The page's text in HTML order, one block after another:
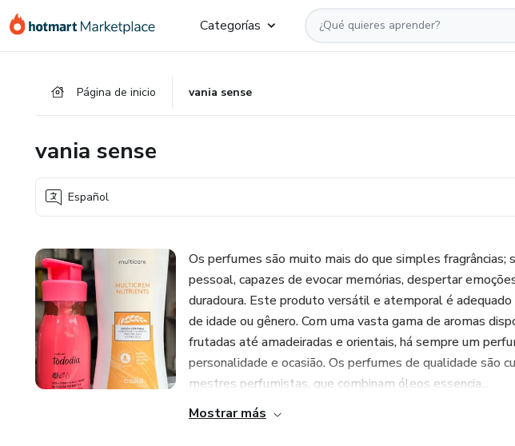
Categorías
Página de inicio vania sense
vania sense
Español
Os perfumes são muito mais do que simples fragrâncias;
pessoal, capazes de evocar memórias, despertar
duradoura. Este produto versátil e atemporal é
de idade ou gênero. Com uma vasta gama de aromas
frutadas até amadeiradas e orientais, há sempre um
personalidade e ocasião. Os perfumes de qualidade são
mestres perfumistas, que combinam óleos essencia...
Mostrar más